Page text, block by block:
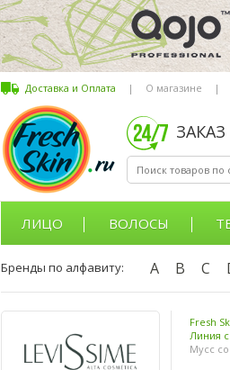
Доставка и Оплата | О магазине |
ЛИЦО ВОЛОСЫ
Бренды по алфавиту: A B C
Fresh
Линия
Мусс